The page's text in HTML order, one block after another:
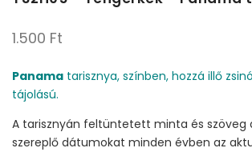
1.500 Ft
Panama tarisznya, színben, hozzá illő
tájolású.
A tarisznyán feltüntetett minta és szöveg
szereplő dátumokat minden évben az